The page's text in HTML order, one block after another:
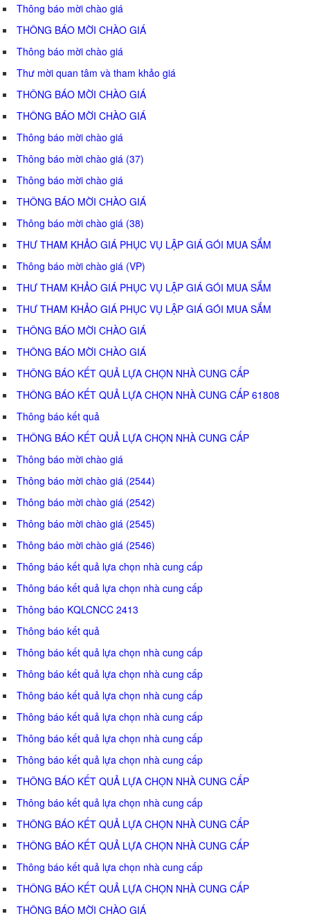
Thông báo mời chào giá
THÔNG BÁO MỜI CHÀO GIÁ
Thông báo mời chào giá
Thư mời quan tâm và tham khảo giá
THÔNG BÁO MỜI CHÀO GIÁ
THÔNG BÁO MỜI CHÀO GIÁ
Thông báo mời chào giá
Thông báo mời chào giá (37)
Thông báo mời chào giá
THÔNG BÁO MỜI CHÀO GIÁ
Thông báo mời chào giá (38)
THƯ THAM KHẢO GIÁ PHỤC VỤ LẬP GIÁ GÓI MUA SẮM
Thông báo mời chào giá (VP)
THƯ THAM KHẢO GIÁ PHỤC VỤ LẬP GIÁ GÓI MUA SẮM
THƯ THAM KHẢO GIÁ PHỤC VỤ LẬP GIÁ GÓI MUA SẮM
THÔNG BÁO MỜI CHÀO GIÁ
THÔNG BÁO MỜI CHÀO GIÁ
THÔNG BÁO KẾT QUẢ LỰA CHỌN NHÀ CUNG CẤP
THÔNG BÁO KẾT QUẢ LỰA CHỌN NHÀ CUNG CẤP 61808
Thông báo kết quả
THÔNG BÁO KẾT QUẢ LỰA CHỌN NHÀ CUNG CẤP
Thông báo mời chào giá
Thông báo mời chào giá (2544)
Thông báo mời chào giá (2542)
Thông báo mời chào giá (2545)
Thông báo mời chào giá (2546)
Thông báo kết quả lựa chọn nhà cung cấp
Thông báo kết quả lựa chọn nhà cung cấp
Thông báo KQLCNCC 2413
Thông báo kết quả
Thông báo kết quả lựa chọn nhà cung cấp
Thông báo kết quả lựa chọn nhà cung cấp
Thông báo kết quả lựa chọn nhà cung cấp
Thông báo kết quả lựa chọn nhà cung cấp
Thông báo kết quả lựa chọn nhà cung cấp
Thông báo kết quả lựa chọn nhà cung cấp
THÔNG BÁO KẾT QUẢ LỰA CHỌN NHÀ CUNG CẤP
Thông báo kết quả lựa chọn nhà cung cấp
THÔNG BÁO KẾT QUẢ LỰA CHỌN NHÀ CUNG CẤP
THÔNG BÁO KẾT QUẢ LỰA CHỌN NHÀ CUNG CẤP
Thông báo kết quả lựa chọn nhà cung cấp
THÔNG BÁO KẾT QUẢ LỰA CHỌN NHÀ CUNG CẤP
THÔNG BÁO MỜI CHÀO GIÁ